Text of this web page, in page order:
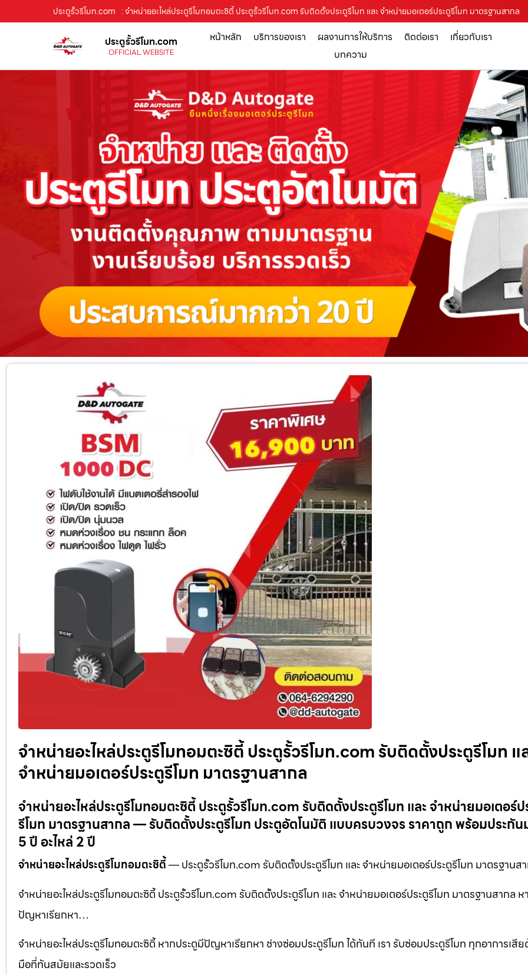
ประตูรั้วรีโมท.com : จำหน่ายอะไหล่ประตูรีโมทอมตะซิตี้ ประตูรั้วรีโมท.com รับติดตั้งประตูรีโมท และ จำหน่ายมอเตอร์ประตูรีโมท มาตรฐานสากล
ประตูรั้วรีโมท.com
OFFICIAL WEBSITE
หน้าหลัก บริการของเรา ผลงานการให้บริการ ติดต่อเรา
เกี่ยวกับเรา
บทความ
จำหน่ายอะไหล่ประตูรีโมทอมตะซิตี้ ประตูรั้วรีโมท.com รับติดตั้งประตูรีโมท แ
จำหน่ายมอเตอร์ประตูรีโมท มาตรฐานสากล
จำหน่ายอะไหล่ประตูรีโมทอมตะซิตี้ ประตูรั้วรีโมท.com รับติดตั้งประตูรีโมท และ จำหน่ายมอเตอร์ป
รีโมท มาตรฐานสากล — รับติดตั้งประตูรีโมท ประตูอัตโนมัติ แบบครบวงจร ราคาถูก พร้อมประกัน
5 ปี อะไหล่ 2 ปี
จำหน่ายอะไหล่ประตูรีโมทอมตะซิตี้— ประตูรั้วรีโมท.com รับติดตั้งประตูรีโมท และ จำหน่ายมอเตอร์ประตูรีโมท มาตรฐานส
จำหน่ายอะไหล่ประตูรีโมทอมตะซิตี้ ประตูรั้วรีโมท.com รับติดตั้งประตูรีโมท และ จำหน่ายมอเตอร์ประตูรีโมท มาตรฐานสากล
ปัญหาเรียกหา…
จำหน่ายอะไหล่ประตูรีโมทอมตะซิตี้ หากประตูมีปัญหาเรียกหา ช่างซ่อมประตูรีโมท ได้ทันที เรา รับซ่อมประตูรีโมท ทุกอาการเสี
มือที่ทันสมัยและรวดเร็ว